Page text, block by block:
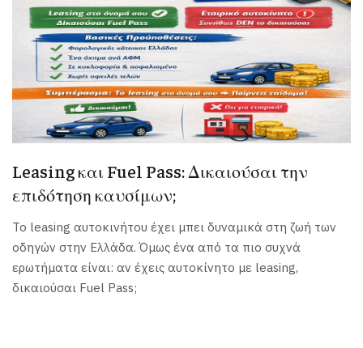
Leasing και Fuel Pass: Δικαιούσαι την
επιδότηση καυσίμων;
Το leasing αυτοκινήτου έχει μπει δυναμικά στη ζωή των
οδηγών στην Ελλάδα. Όμως ένα από τα πιο συχνά
ερωτήματα είναι: αν έχεις αυτοκίνητο με leasing,
δικαιούσαι Fuel Pass;